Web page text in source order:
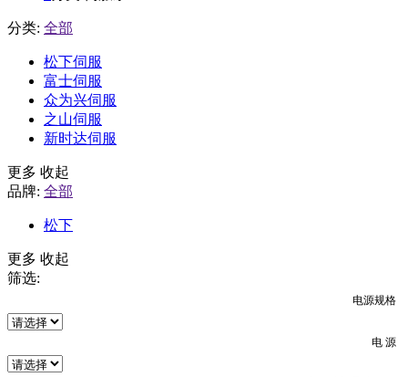
分类: 全部
松下伺服
富士伺服
众为兴伺服
之山伺服
新时达伺服
更多 收起
品牌: 全部
松下
更多 收起
筛选:
电源规格
电 源